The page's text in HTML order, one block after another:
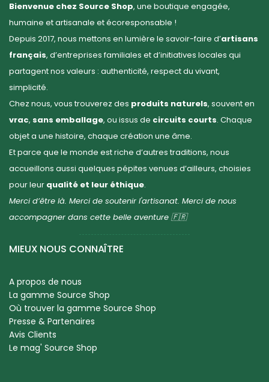
Bienvenue chez Source Shop, une boutique engagée,
humaine et artisanale et écoresponsable !
Depuis 2017, nous mettons en lumière le savoir-faire d’artisans
français, d’entreprises familiales et d’initiatives locales qui
partagent nos valeurs : authenticité, respect du vivant,
simplicité.
Chez nous, vous trouverez des produits naturels, souvent en
vrac, sans emballage, ou issus de circuits courts. Chaque
objet a une histoire, chaque création une âme.
Et parce que le monde est riche d’autres traditions, nous
accueillons aussi quelques pépites venues d’ailleurs, choisies
pour leur qualité et leur éthique.
Merci d’être là. Merci de soutenir l'artisanat. Merci de nous
accompagner dans cette belle aventure 🇫🇷
MIEUX NOUS CONNAÎTRE
A propos de nous
La gamme Source Shop
Où trouver la gamme Source Shop
Presse & Partenaires
Avis Clients
Le mag' Source Shop